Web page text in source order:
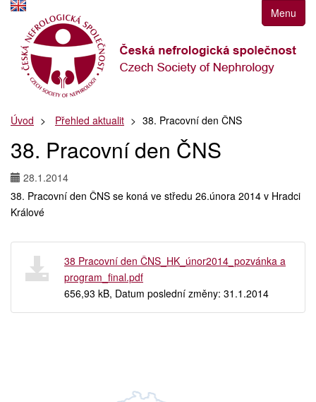
k
navigaci
Přejít
obsah
k
sloupci
zkratky
Menu
Úvod Přehled aktualit 38. Pracovní den ČNS
38. Pracovní den ČNS
28.1.2014
38. Pracovní den ČNS se koná ve středu 26.února 2014 v Hradci
Králové
38 Pracovní den ČNS_HK_únor2014_pozvánka a
program_final.pdf
656,93 kB, Datum poslední změny: 31.1.2014